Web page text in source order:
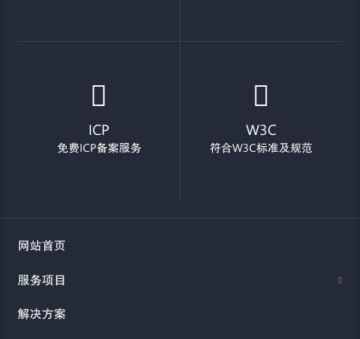
ICP
免费ICP备案服务
W3C
符合W3C标准及规范
网站首页
服务项目
解决方案